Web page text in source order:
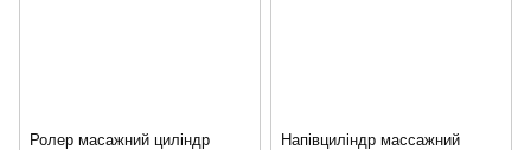
Ролер масажний циліндр
Напівциліндр массажний